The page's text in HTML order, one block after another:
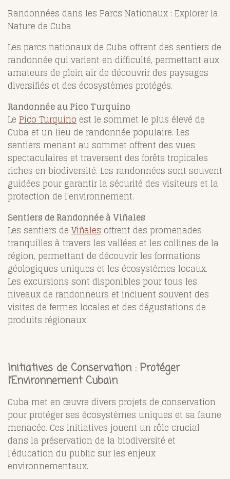
Randonnées dans les Parcs Nationaux : Explorer la
Nature de Cuba
Les parcs nationaux de Cuba offrent des sentiers de
randonnée qui varient en difficulté, permettant aux
amateurs de plein air de découvrir des paysages
diversifiés et des écosystèmes protégés.
Randonnée au Pico Turquino
Le Pico Turquino est le sommet le plus élevé de
Cuba et un lieu de randonnée populaire. Les
sentiers menant au sommet offrent des vues
spectaculaires et traversent des forêts tropicales
riches en biodiversité. Les randonnées sont souvent
guidées pour garantir la sécurité des visiteurs et la
protection de l'environnement.
Sentiers de Randonnée à Viñales
Les sentiers de Viñales offrent des promenades
tranquilles à travers les vallées et les collines de la
région, permettant de découvrir les formations
géologiques uniques et les écosystèmes locaux.
Les excursions sont disponibles pour tous les
niveaux de randonneurs et incluent souvent des
visites de fermes locales et des dégustations de
produits régionaux.
Initiatives de Conservation : Protéger
l’Environnement Cubain
Cuba met en œuvre divers projets de conservation
pour protéger ses écosystèmes uniques et sa faune
menacée. Ces initiatives jouent un rôle crucial
dans la préservation de la biodiversité et
l'éducation du public sur les enjeux
environnementaux.